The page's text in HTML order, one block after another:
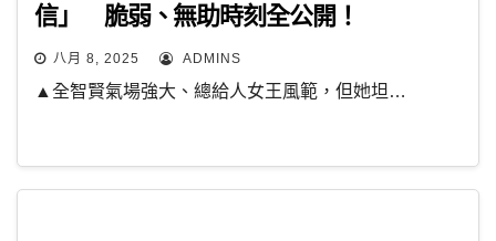
信」 脆弱、無助時刻全公開！
八月 8, 2025 ADMINS
▲全智賢氣場強大、總給人女王風範，但她坦…